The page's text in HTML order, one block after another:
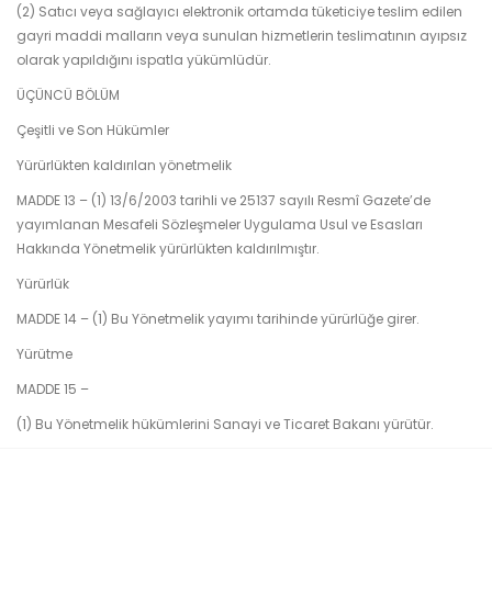
(2) Satıcı veya sağlayıcı elektronik ortamda tüketiciye teslim edilen
gayri maddi malların veya sunulan hizmetlerin teslimatının ayıpsız
olarak yapıldığını ispatla yükümlüdür.
ÜÇÜNCÜ BÖLÜM
Çeşitli ve Son Hükümler
Yürürlükten kaldırılan yönetmelik
MADDE 13 – (1) 13/6/2003 tarihli ve 25137 sayılı Resmî Gazete’de
yayımlanan Mesafeli Sözleşmeler Uygulama Usul ve Esasları
Hakkında Yönetmelik yürürlükten kaldırılmıştır.
Yürürlük
MADDE 14 – (1) Bu Yönetmelik yayımı tarihinde yürürlüğe girer.
Yürütme
MADDE 15 –
(1) Bu Yönetmelik hükümlerini Sanayi ve Ticaret Bakanı yürütür.